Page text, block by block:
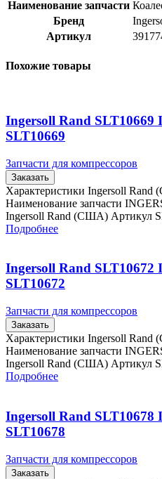
Наименование запчасти
Бренд
Артикул
Похожие товары
Ingersoll Rand
SLT10669
Запчасти для компрессоров
Заказать
Характеристики Ingersoll
Наименование запчасти
Ingersoll Rand (США) Артикул
Подробнее
Ingersoll Rand
SLT10672
Запчасти для компрессоров
Заказать
Характеристики Ingersoll
Наименование запчасти
Ingersoll Rand (США) Артикул
Подробнее
Ingersoll Rand
SLT10678
Запчасти для компрессоров
Заказать